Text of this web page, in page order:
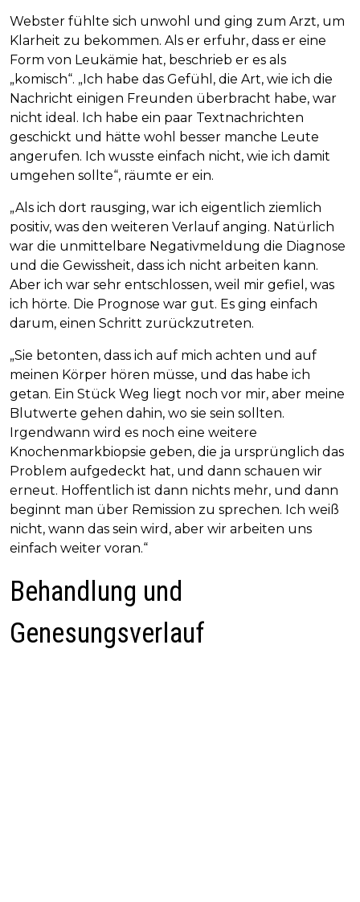
Webster fühlte sich unwohl und ging zum Arzt, um
Klarheit zu bekommen. Als er erfuhr, dass er eine
Form von Leukämie hat, beschrieb er es als
„komisch“. „Ich habe das Gefühl, die Art, wie ich die
Nachricht einigen Freunden überbracht habe, war
nicht ideal. Ich habe ein paar Textnachrichten
geschickt und hätte wohl besser manche Leute
angerufen. Ich wusste einfach nicht, wie ich damit
umgehen sollte“, räumte er ein.
„Als ich dort rausging, war ich eigentlich ziemlich
positiv, was den weiteren Verlauf anging. Natürlich
war die unmittelbare Negativmeldung die Diagnose
und die Gewissheit, dass ich nicht arbeiten kann.
Aber ich war sehr entschlossen, weil mir gefiel, was
ich hörte. Die Prognose war gut. Es ging einfach
darum, einen Schritt zurückzutreten.
„Sie betonten, dass ich auf mich achten und auf
meinen Körper hören müsse, und das habe ich
getan. Ein Stück Weg liegt noch vor mir, aber meine
Blutwerte gehen dahin, wo sie sein sollten.
Irgendwann wird es noch eine weitere
Knochenmarkbiopsie geben, die ja ursprünglich das
Problem aufgedeckt hat, und dann schauen wir
erneut. Hoffentlich ist dann nichts mehr, und dann
beginnt man über Remission zu sprechen. Ich weiß
nicht, wann das sein wird, aber wir arbeiten uns
einfach weiter voran.“
Behandlung und
Genesungsverlauf